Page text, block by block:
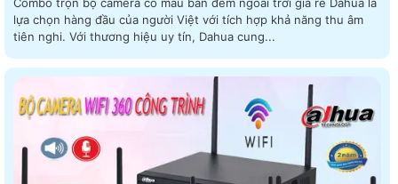
Combo trọn bộ camera có màu ban đêm ngoài trời giá rẻ Dahua là
lựa chọn hàng đầu của người Việt với tích hợp khả năng thu âm
tiên nghi. Với thương hiệu uy tín, Dahua cung...